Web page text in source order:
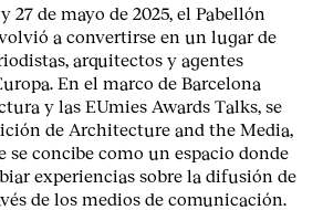
Index
27 de mayo de 2025, el Pabellón
a convertirse en un lugar de
arquitectos y agentes
En el marco de Barcelona
y las EUmies Awards Talks, se
de Architecture and the Media,
se concibe como un espacio donde
experiencias sobre la difusión de
de los medios de comunicación.